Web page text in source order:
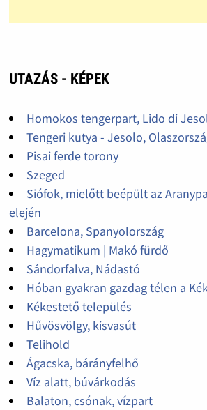
UTAZÁS - KÉPEK
Homokos tengerpart, Lido di
Tengeri kutya - Jesolo,
Pisai ferde torony
Szeged
Siófok, mielőtt beépült az
elején
Barcelona, Spanyolország
Hagymatikum | Makó fürdő
Sándorfalva, Nádastó
Hóban gyakran gazdag télen a
Kékestető település
Hűvösvölgy, kisvasút
Telihold
Ágacska, bárányfelhő
Víz alatt, búvárkodás
Balaton, csónak, vízpart